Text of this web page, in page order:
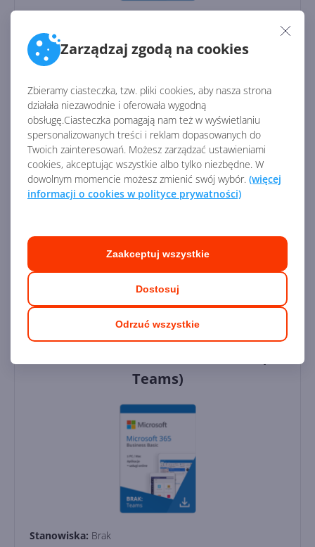
Zarządzaj zgodą na cookies
Zbieramy ciasteczka, tzw. pliki cookies, aby nasza strona
działała niezawodnie i oferowała wygodną
obsługę.Ciasteczka pomagają nam też w wyświetlaniu
spersonalizowanych treści i reklam dopasowanych do
Twoich zainteresowań. Możesz zarządzać ustawieniami
cookies, akceptując wszystkie albo tylko niezbędne. W
dowolnym momencie możesz zmienić swój wybór. (więcej
informacji o cookies w polityce prywatności)
Odrzuć wszystkie
Dostosuj
Zaakceptuj wszystkie
Użytkownicy:
Rodzaj licencji:
Aplikacje stacjonarne:
Aplikacje online:
1 119,00zł/ rocznie
Dostawa gratis!
Dodaj do koszyka
Dodaj do porównania
Teams)
Stanowiska: Brak